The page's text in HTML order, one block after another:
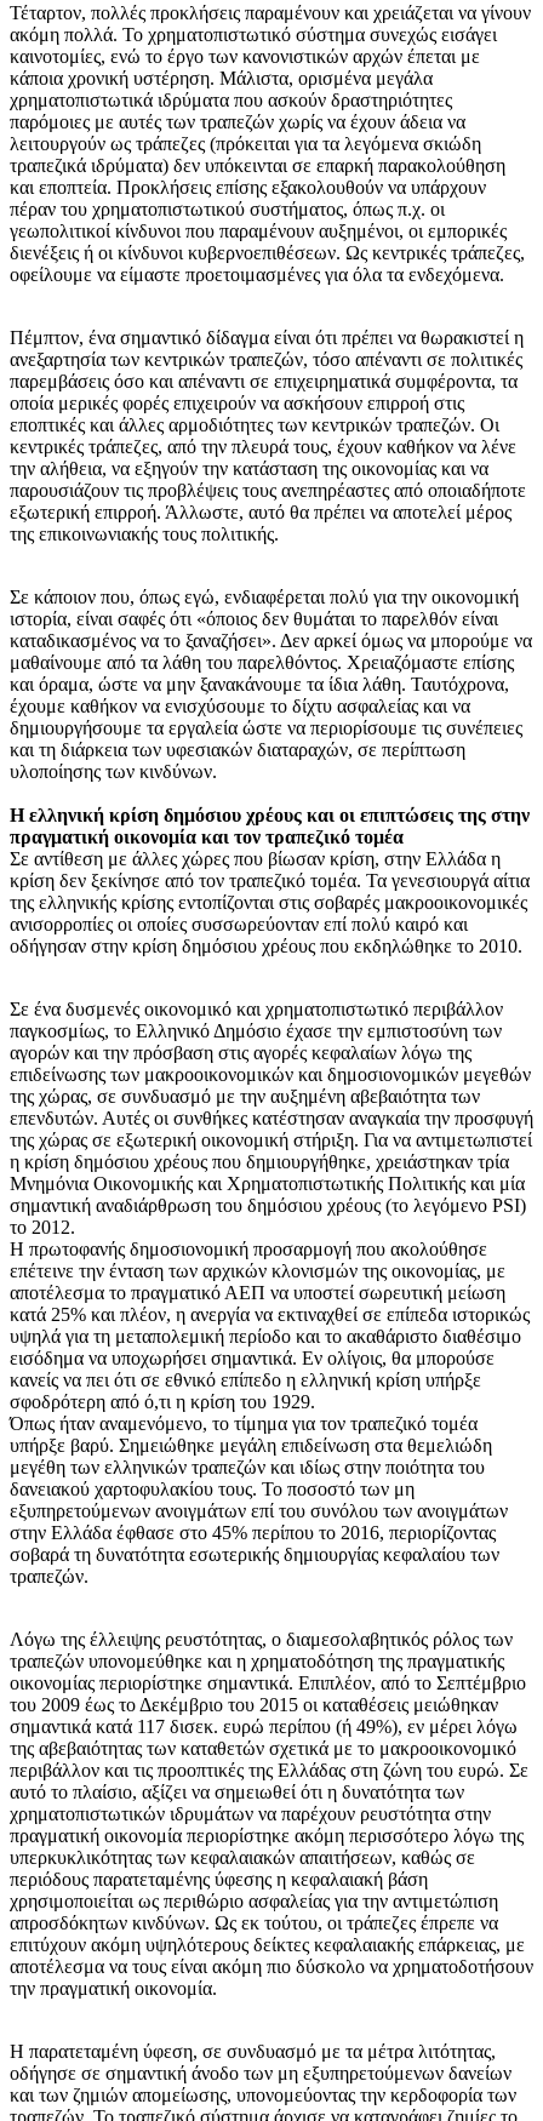
Τέταρτον, πολλές προκλήσεις παραμένουν και χρειάζεται να γίνουν
ακόμη πολλά. Το χρηματοπιστωτικό σύστημα συνεχώς εισάγει
καινοτομίες, ενώ το έργο των κανονιστικών αρχών έπεται με
κάποια χρονική υστέρηση. Μάλιστα, ορισμένα μεγάλα
χρηματοπιστωτικά ιδρύματα που ασκούν δραστηριότητες
παρόμοιες με αυτές των τραπεζών χωρίς να έχουν άδεια να
λειτουργούν ως τράπεζες (πρόκειται για τα λεγόμενα σκιώδη
τραπεζικά ιδρύματα) δεν υπόκεινται σε επαρκή παρακολούθηση
και εποπτεία. Προκλήσεις επίσης εξακολουθούν να υπάρχουν
πέραν του χρηματοπιστωτικού συστήματος, όπως π.χ. οι
γεωπολιτικοί κίνδυνοι που παραμένουν αυξημένοι, οι εμπορικές
διενέξεις ή οι κίνδυνοι κυβερνοεπιθέσεων. Ως κεντρικές τράπεζες,
οφείλουμε να είμαστε προετοιμασμένες για όλα τα ενδεχόμενα.
Πέμπτον, ένα σημαντικό δίδαγμα είναι ότι πρέπει να θωρακιστεί η
ανεξαρτησία των κεντρικών τραπεζών, τόσο απέναντι σε πολιτικές
παρεμβάσεις όσο και απέναντι σε επιχειρηματικά συμφέροντα, τα
οποία μερικές φορές επιχειρούν να ασκήσουν επιρροή στις
εποπτικές και άλλες αρμοδιότητες των κεντρικών τραπεζών. Οι
κεντρικές τράπεζες, από την πλευρά τους, έχουν καθήκον να λένε
την αλήθεια, να εξηγούν την κατάσταση της οικονομίας και να
παρουσιάζουν τις προβλέψεις τους ανεπηρέαστες από οποιαδήποτε
εξωτερική επιρροή. Άλλωστε, αυτό θα πρέπει να αποτελεί μέρος
της επικοινωνιακής τους πολιτικής.
Σε κάποιον που, όπως εγώ, ενδιαφέρεται πολύ για την οικονομική
ιστορία, είναι σαφές ότι «όποιος δεν θυμάται το παρελθόν είναι
καταδικασμένος να το ξαναζήσει». Δεν αρκεί όμως να μπορούμε να
μαθαίνουμε από τα λάθη του παρελθόντος. Χρειαζόμαστε επίσης
και όραμα, ώστε να μην ξανακάνουμε τα ίδια λάθη. Ταυτόχρονα,
έχουμε καθήκον να ενισχύσουμε το δίχτυ ασφαλείας και να
δημιουργήσουμε τα εργαλεία ώστε να περιορίσουμε τις συνέπειες
και τη διάρκεια των υφεσιακών διαταραχών, σε περίπτωση
υλοποίησης των κινδύνων.
Η ελληνική κρίση δημόσιου χρέους και οι επιπτώσεις της στην
πραγματική οικονομία και τον τραπεζικό τομέα
Σε αντίθεση με άλλες χώρες που βίωσαν κρίση, στην Ελλάδα η
κρίση δεν ξεκίνησε από τον τραπεζικό τομέα. Τα γενεσιουργά αίτια
της ελληνικής κρίσης εντοπίζονται στις σοβαρές μακροοικονομικές
ανισορροπίες οι οποίες συσσωρεύονταν επί πολύ καιρό και
οδήγησαν στην κρίση δημόσιου χρέους που εκδηλώθηκε το 2010.
Σε ένα δυσμενές οικονομικό και χρηματοπιστωτικό περιβάλλον
παγκοσμίως, το Ελληνικό Δημόσιο έχασε την εμπιστοσύνη των
αγορών και την πρόσβαση στις αγορές κεφαλαίων λόγω της
επιδείνωσης των μακροοικονομικών και δημοσιονομικών μεγεθών
της χώρας, σε συνδυασμό με την αυξημένη αβεβαιότητα των
επενδυτών. Αυτές οι συνθήκες κατέστησαν αναγκαία την προσφυγή
της χώρας σε εξωτερική οικονομική στήριξη. Για να αντιμετωπιστεί
η κρίση δημόσιου χρέους που δημιουργήθηκε, χρειάστηκαν τρία
Μνημόνια Οικονομικής και Χρηματοπιστωτικής Πολιτικής και μία
σημαντική αναδιάρθρωση του δημόσιου χρέους (το λεγόμενο PSI)
το 2012.
Η πρωτοφανής δημοσιονομική προσαρμογή που ακολούθησε
επέτεινε την ένταση των αρχικών κλονισμών της οικονομίας, με
αποτέλεσμα το πραγματικό ΑΕΠ να υποστεί σωρευτική μείωση
κατά 25% και πλέον, η ανεργία να εκτιναχθεί σε επίπεδα ιστορικώς
υψηλά για τη μεταπολεμική περίοδο και το ακαθάριστο διαθέσιμο
εισόδημα να υποχωρήσει σημαντικά. Εν ολίγοις, θα μπορούσε
κανείς να πει ότι σε εθνικό επίπεδο η ελληνική κρίση υπήρξε
σφοδρότερη από ό,τι η κρίση του 1929.
Όπως ήταν αναμενόμενο, το τίμημα για τον τραπεζικό τομέα
υπήρξε βαρύ. Σημειώθηκε μεγάλη επιδείνωση στα θεμελιώδη
μεγέθη των ελληνικών τραπεζών και ιδίως στην ποιότητα του
δανειακού χαρτοφυλακίου τους. Το ποσοστό των μη
εξυπηρετούμενων ανοιγμάτων επί του συνόλου των ανοιγμάτων
στην Ελλάδα έφθασε στο 45% περίπου το 2016, περιορίζοντας
σοβαρά τη δυνατότητα εσωτερικής δημιουργίας κεφαλαίου των
τραπεζών.
Λόγω της έλλειψης ρευστότητας, ο διαμεσολαβητικός ρόλος των
τραπεζών υπονομεύθηκε και η χρηματοδότηση της πραγματικής
οικονομίας περιορίστηκε σημαντικά. Επιπλέον, από το Σεπτέμβριο
του 2009 έως το Δεκέμβριο του 2015 οι καταθέσεις μειώθηκαν
σημαντικά κατά 117 δισεκ. ευρώ περίπου (ή 49%), εν μέρει λόγω
της αβεβαιότητας των καταθετών σχετικά με το μακροοικονομικό
περιβάλλον και τις προοπτικές της Ελλάδας στη ζώνη του ευρώ. Σε
αυτό το πλαίσιο, αξίζει να σημειωθεί ότι η δυνατότητα των
χρηματοπιστωτικών ιδρυμάτων να παρέχουν ρευστότητα στην
πραγματική οικονομία περιορίστηκε ακόμη περισσότερο λόγω της
υπερκυκλικότητας των κεφαλαιακών απαιτήσεων, καθώς σε
περιόδους παρατεταμένης ύφεσης η κεφαλαιακή βάση
χρησιμοποιείται ως περιθώριο ασφαλείας για την αντιμετώπιση
απροσδόκητων κινδύνων. Ως εκ τούτου, οι τράπεζες έπρεπε να
επιτύχουν ακόμη υψηλότερους δείκτες κεφαλαιακής επάρκειας, με
αποτέλεσμα να τους είναι ακόμη πιο δύσκολο να χρηματοδοτήσουν
την πραγματική οικονομία.
Η παρατεταμένη ύφεση, σε συνδυασμό με τα μέτρα λιτότητας,
οδήγησε σε σημαντική άνοδο των μη εξυπηρετούμενων δανείων
και των ζημιών απομείωσης, υπονομεύοντας την κερδοφορία των
τραπεζών. Το τραπεζικό σύστημα άρχισε να καταγράφει ζημίες το